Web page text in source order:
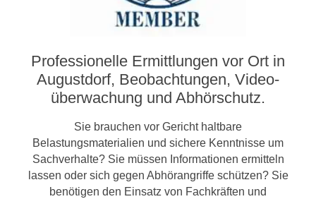
Professionelle Ermittlungen vor Ort in
Augustdorf, Beobachtungen, Video­­
überwachung und Abhörschutz.
Sie brauchen vor Gericht haltbare
Belastungsmaterialien und sichere Kenntnisse um
Sachverhalte? Sie müssen Informationen ermitteln
lassen oder sich gegen Abhörangriffe schützen? Sie
benötigen den Einsatz von Fachkräften und